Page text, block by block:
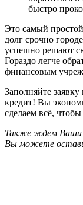
быстро
Это самый
долг срочно
успешно решают
Гораздо легче
финансовым
Заполняйте
кредит! Вы
сделаем всё,
Также ждем Ваши
Вы можете